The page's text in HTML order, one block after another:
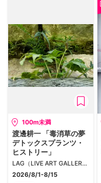
100m未満
渡邊耕一 「毒消草の夢
デトックスプランツ・
ヒストリー」
LAG（LIVE ART GALLERY）
2026/8/1-8/15